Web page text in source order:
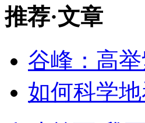
推荐·文章
谷峰：高
如何科学